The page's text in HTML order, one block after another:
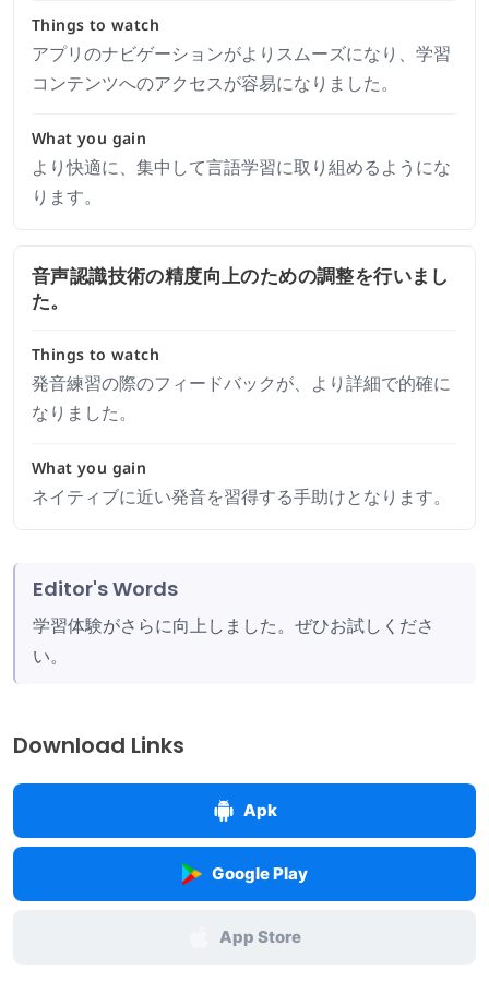
Things to watch
アプリのナビゲーションがよりスムーズになり、学習
コンテンツへのアクセスが容易になりました。
What you gain
より快適に、集中して言語学習に取り組めるようにな
ります。
音声認識技術の精度向上のための調整を行いまし
た。
Things to watch
発音練習の際のフィードバックが、より詳細で的確に
なりました。
What you gain
ネイティブに近い発音を習得する手助けとなります。
Editor's Words
学習体験がさらに向上しました。ぜひお試しくださ
い。
Download Links
Apk
Google Play
App Store